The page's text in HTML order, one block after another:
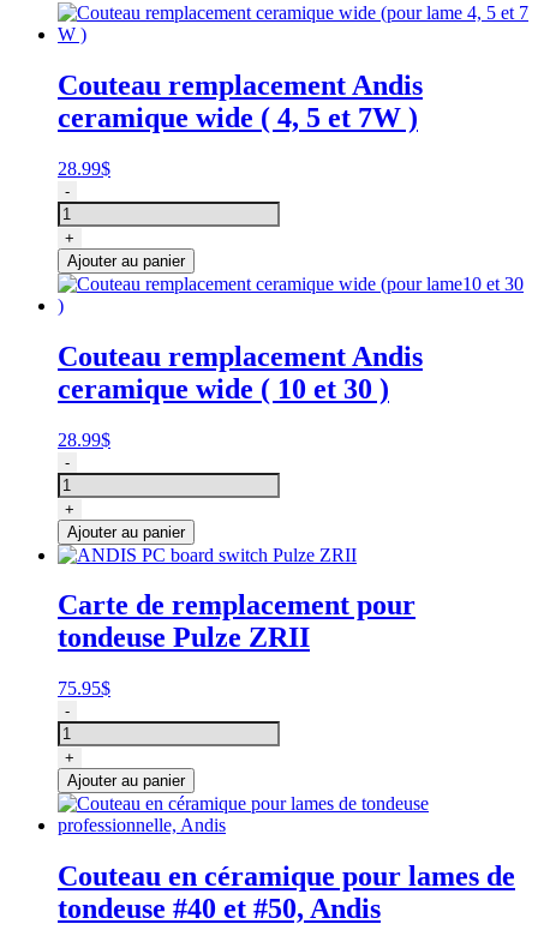
Couteau remplacement Andis
ceramique wide ( 4, 5 et 7W )
28.99$
quantité
de
Couteau
remplacement
ceramique
wide
(pour
4,
5
et
W
)
-
+
Ajouter au panier
Couteau remplacement Andis
ceramique wide ( 10 et 30 )
28.99$
quantité
de
Couteau
remplacement
ceramique
wide
lame10
et
30
-
+
Ajouter au panier
Carte de remplacement pour
tondeuse Pulze ZRII
75.95$
quantité
de
ANDIS
PC
board
switch
Pulze
-
+
Ajouter au panier
Couteau en céramique pour lames de
tondeuse #40 et #50, Andis